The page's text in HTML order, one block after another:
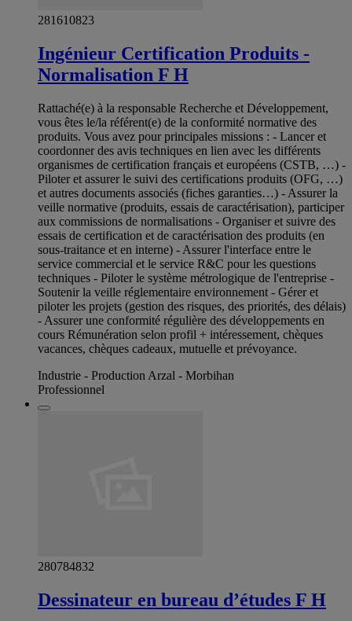
281610823
Ingénieur Certification Produits -
Normalisation F H
Rattaché(e) à la responsable Recherche et Développement,
vous êtes le/la référent(e) de la conformité normative des
produits. Vous avez pour principales missions : - Lancer et
coordonner des avis techniques en lien avec les différents
organismes de certification français et européens (CSTB, …) -
Piloter et assurer le suivi des certifications produits (OFG, …)
et autres documents associés (fiches garanties…) - Assurer la
veille normative (produits, essais de caractérisation), participer
aux commissions de normalisations - Organiser et suivre des
essais de certification et de caractérisation des produits (en
sous-traitance et en interne) - Assurer l'interface entre le
service commercial et le service R&C pour les questions
techniques - Piloter le système métrologique de l'entreprise -
Soutenir la veille réglementaire environnement - Gérer et
piloter les projets (gestion des risques, des priorités, des délais)
- Assurer une conformité régulière des développements en
cours Rémunération selon profil + intéressement, chèques
vacances, chèques cadeaux, mutuelle et prévoyance.
Industrie - Production Arzal - Morbihan
Professionnel
280784832
Dessinateur en bureau d’études F H